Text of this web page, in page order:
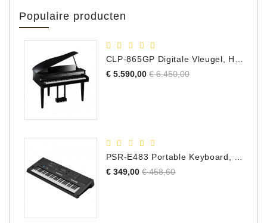
Populaire producten
€ 5.590,00 Normale
€ 6.450,00Prijs
PSR-E483 Portable Keyboard, 61 Toetsen
€ 349,00 Normale
€ 458,60Prijs